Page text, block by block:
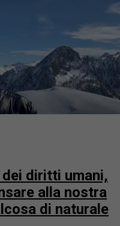
diritti umani,
alla nostra
di naturale